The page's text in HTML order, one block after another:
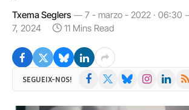
Txema Seglers 7 - marzo - 2022 · 06:30
7, 2024
11 Mins Read
SEGUEIX-NOS! Facebook BlueskyInstagramLinkedIn
RSS